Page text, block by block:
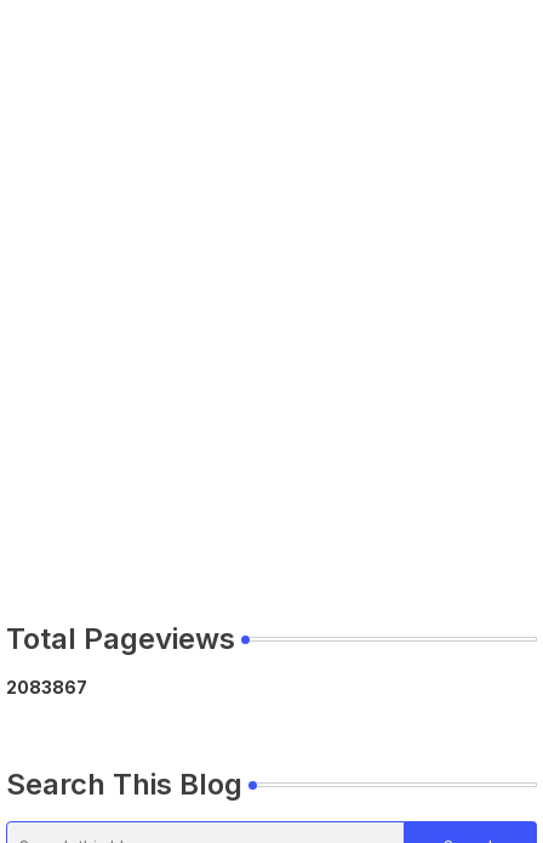
Total Pageviews
2083867
Search This Blog